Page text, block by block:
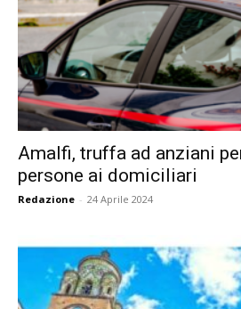
Amalfi, truffa ad anziani
persone ai domiciliari
Redazione - 24 Aprile 2024